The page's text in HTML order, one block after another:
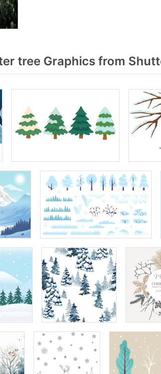
tree Graphics from